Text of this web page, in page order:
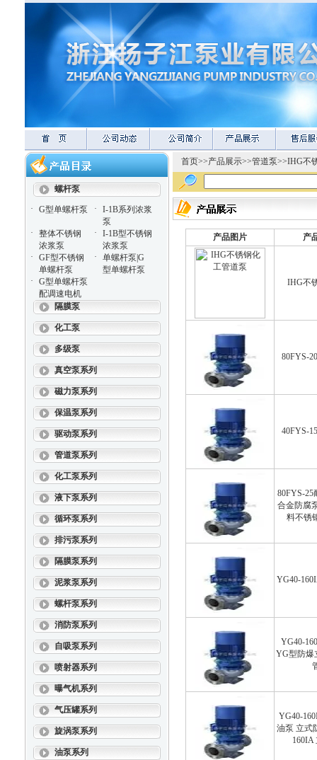
螺杆泵
·
G型单螺杆泵 ·
I-1B系列浓浆
泵
·
整体不锈钢
浓浆泵
·
I-1B型不锈钢
浓浆泵
·
GF型不锈钢
单螺杆泵
·
单螺杆泵|G
型单螺杆泵
·
G型单螺杆泵
配调速电机
隔膜泵
化工泵
多级泵
真空泵系列
磁力泵系列
保温泵系列
驱动泵系列
管道泵系列
化工泵系列
液下泵系列
循环泵系列
排污泵系列
隔膜泵系列
泥浆泵系列
螺杆泵系列
消防泵系列
自吸泵系列
喷射器系列
曝气机系列
气压罐系列
旋涡泵系列
油泵系列
首页>>产品展示>>管道泵>>IHG不
产品图片 产
IHG不
80FYS-
40FYS-
80FYS-25
合金防腐
料不锈
YG40-
YG40-
YG型防爆
YG40-
油泵 立式
160IA